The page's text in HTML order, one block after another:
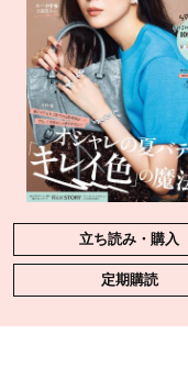
立ち読み・購入
定期購読